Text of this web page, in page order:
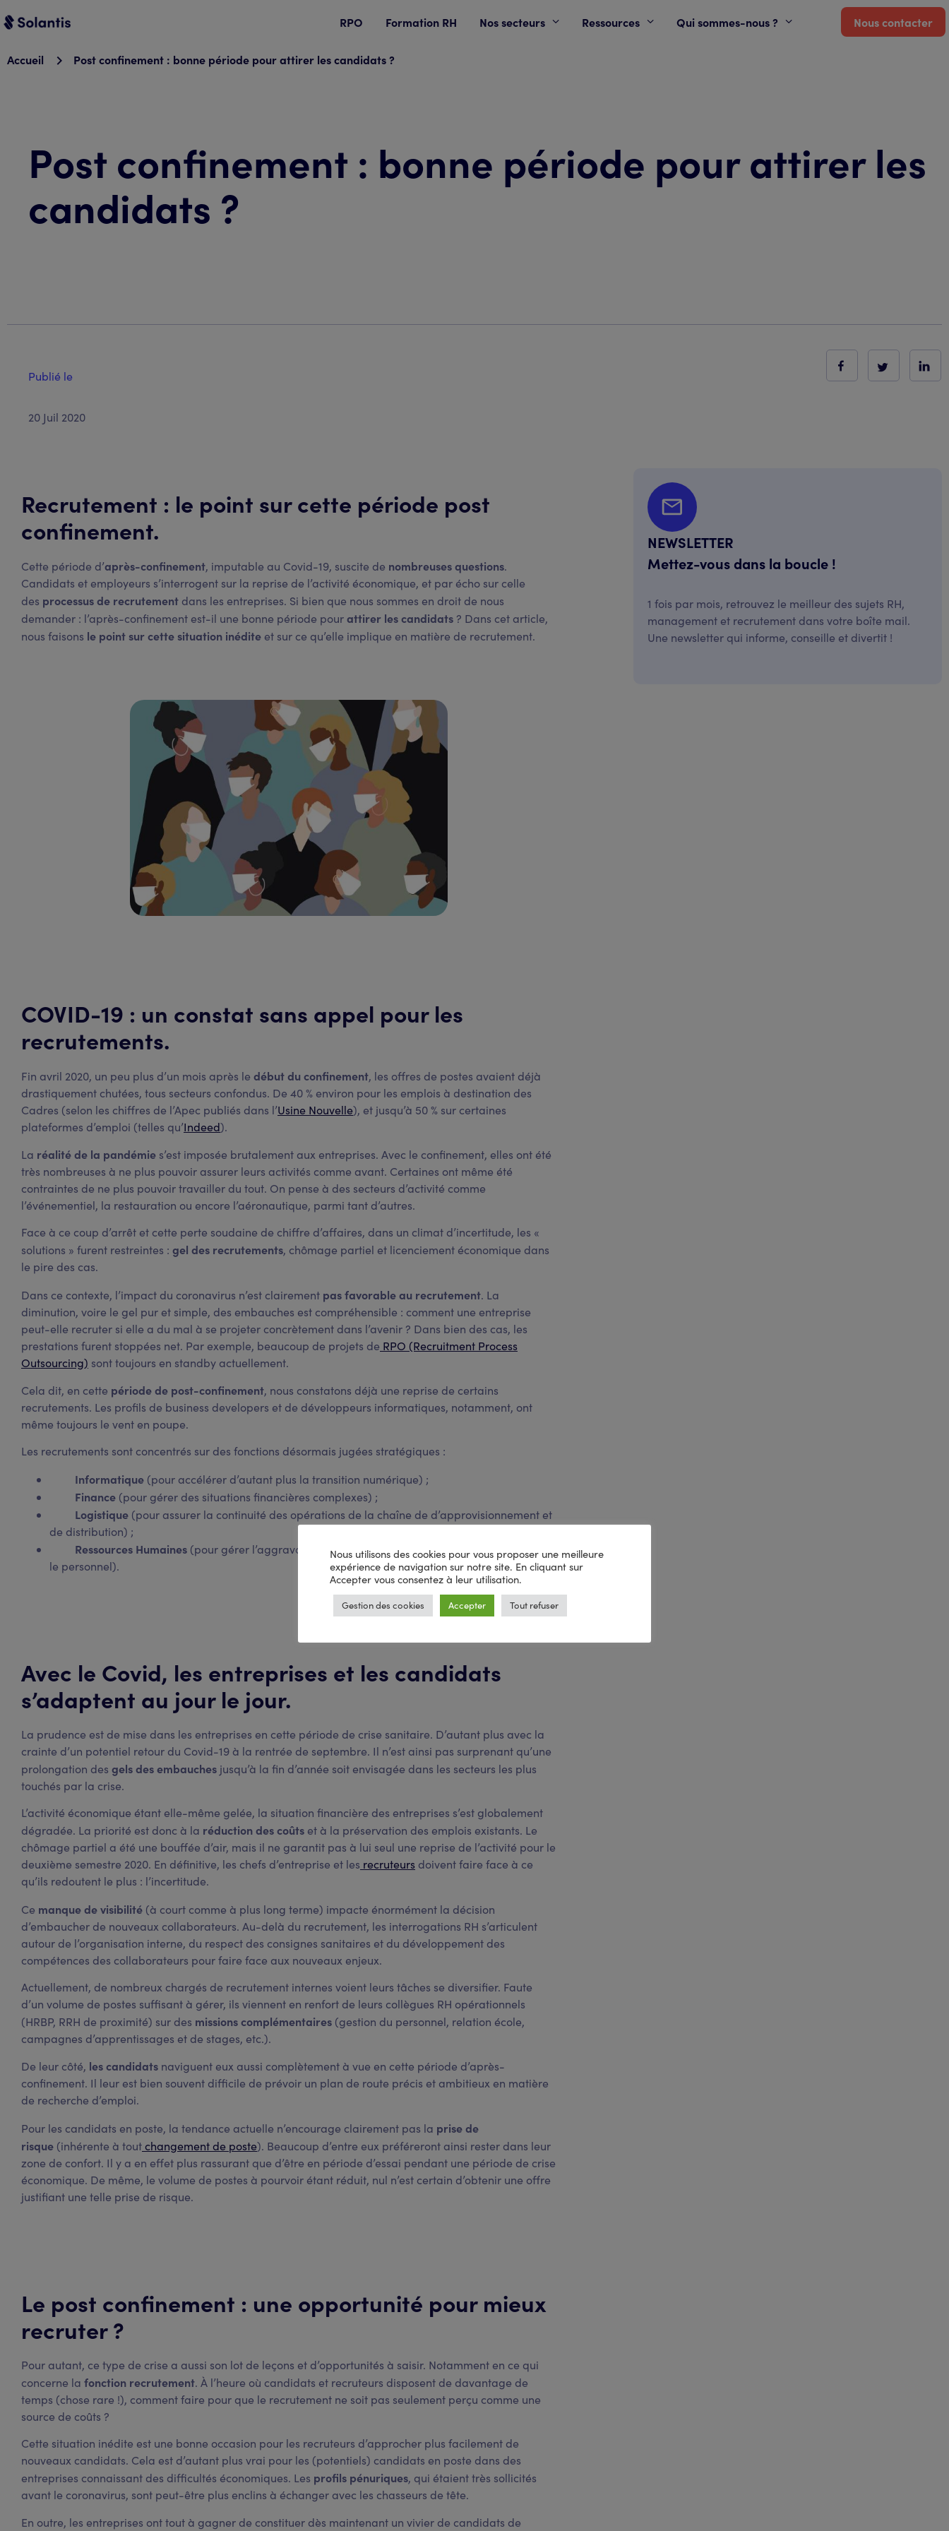
RPO Formation RH Nos secteurs Ressources Qui sommes-nous ? Nous contacter
Accueil Post confinement : bonne période pour attirer les candidats ?
Post confinement : bonne période pour attirer les
candidats ?
Publié le
20 Juil 2020
Recrutement : le point sur cette période post
confinement.
Cette période d’après-confinement, imputable au Covid-19, suscite de nombreuses questions.
Candidats et employeurs s’interrogent sur la reprise de l’activité économique, et par écho sur celle
des processus de recrutement dans les entreprises. Si bien que nous sommes en droit de nous
demander : l’après-confinement est-il une bonne période pourattirer les candidats ? Dans cet article,
nous faisons le point sur cette situation inédite et sur ce qu’elle implique en matière de recrutement.
COVID-19 : un constat sans appel pour les
recrutements.
Fin avril 2020, un peu plus d’un mois après le début du confinement, les offres de postes avaient déjà
drastiquement chutées, tous secteurs confondus. De 40 % environ pour les emplois à destination des
Cadres (selon les chiffres de l’Apec publiés dans l’Usine Nouvelle), et jusqu’à 50 % sur certaines
plateformes d’emploi (telles qu’Indeed).
La réalité de la pandémie s’est imposée brutalement aux entreprises. Avec le confinement, elles ont été
très nombreuses à ne plus pouvoir assurer leurs activités comme avant. Certaines ont même été
contraintes de ne plus pouvoir travailler du tout. On pense à des secteurs d’activité comme
l’événementiel, la restauration ou encore l’aéronautique, parmi tant d’autres.
Face à ce coup d’arrêt et cette perte soudaine de chiffre d’affaires, dans un climat d’incertitude, les «
solutions » furent restreintes : gel des recrutements, chômage partiel et licenciement économique dans
le pire des cas.
Dans ce contexte, l’impact du coronavirus n’est clairement pas favorable au recrutement. La
diminution, voire le gel pur et simple, des embauches est compréhensible : comment une entreprise
peut-elle recruter si elle a du mal à se projeter concrètement dans l’avenir ? Dans bien des cas, les
prestations furent stoppées net. Par exemple, beaucoup de projets de RPO (Recruitment Process
Outsourcing) sont toujours en standby actuellement.
Cela dit, en cette période de post-confinement, nous constatons déjà une reprise de certains
recrutements. Les profils de business developers et de développeurs informatiques, notamment, ont
même toujours le vent en poupe.
Les recrutements sont concentrés sur des fonctions désormais jugées stratégiques :
Informatique (pour accélérer d’autant plus la transition numérique) ;
Finance (pour gérer des situations financières complexes) ;
Logistique (pour assurer la continuité des opérations de la chaîne de d’approvisionnement et
de distribution) ;
Ressources Humaines (pour gérer l’aggravation du climat social et les impacts de la crise sur
le personnel).
Avec le Covid, les entreprises et les candidats
s’adaptent au jour le jour.
La prudence est de mise dans les entreprises en cette période de crise sanitaire. D’autant plus avec la
crainte d’un potentiel retour du Covid-19 à la rentrée de septembre. Il n’est ainsi pas surprenant qu’une
prolongation des gels des embauches jusqu’à la fin d’année soit envisagée dans les secteurs les plus
touchés par la crise.
L’activité économique étant elle-même gelée, la situation financière des entreprises s’est globalement
dégradée. La priorité est donc à la réduction des coûts et à la préservation des emplois existants. Le
chômage partiel a été une bouffée d’air, mais il ne garantit pas à lui seul une reprise de l’activité pour le
deuxième semestre 2020. En définitive, les chefs d’entreprise et les recruteurs doivent faire face à ce
qu’ils redoutent le plus : l’incertitude.
Ce manque de visibilité (à court comme à plus long terme) impacte énormément la décision
d’embaucher de nouveaux collaborateurs. Au-delà du recrutement, les interrogations RH s’articulent
autour de l’organisation interne, du respect des consignes sanitaires et du développement des
compétences des collaborateurs pour faire face aux nouveaux enjeux.
Actuellement, de nombreux chargés de recrutement internes voient leurs tâches se diversifier. Faute
d’un volume de postes suffisant à gérer, ils viennent en renfort de leurs collègues RH opérationnels
(HRBP, RRH de proximité) sur des missions complémentaires (gestion du personnel, relation école,
campagnes d’apprentissages et de stages, etc.).
De leur côté, les candidats naviguent eux aussi complètement à vue en cette période d’après-
confinement. Il leur est bien souvent difficile de prévoir un plan de route précis et ambitieux en matière
de recherche d’emploi.
Pour les candidats en poste, la tendance actuelle n’encourage clairement pas la prise de
risque (inhérente à toutchangement de poste). Beaucoup d’entre eux préféreront ainsi rester dans leur
zone de confort. Il y a en effet plus rassurant que d’être en période d’essai pendant une période de crise
économique. De même, le volume de postes à pourvoir étant réduit, nul n’est certain d’obtenir une offre
justifiant une telle prise de risque.
Le post confinement : une opportunité pour mieux
recruter ?
Pour autant, ce type de crise a aussi son lot de leçons et d’opportunités à saisir. Notamment en ce qui
concerne la fonction recrutement. À l’heure où candidats et recruteurs disposent de davantage de
temps (chose rare !), comment faire pour que le recrutement ne soit pas seulement perçu comme une
source de coûts ?
Cette situation inédite est une bonne occasion pour les recruteurs d’approcher plus facilement de
nouveaux candidats. Cela est d’autant plus vrai pour les (potentiels) candidats en poste dans des
entreprises connaissant des difficultés économiques. Les profils pénuriques, qui étaient très sollicités
avant le coronavirus, sont peut-être plus enclins à échanger avec les chasseurs de tête.
En outre, les entreprises ont tout à gagner de constituer dès maintenant un vivier de candidats de
NEWSLETTER
Mettez-vous dans la boucle !
1 fois par mois, retrouvez le meilleur des sujets RH,
management et recrutement dans votre boîte mail.
Une newsletter qui informe, conseille et divertit !
Nous utilisons des cookies pour vous proposer une meilleure
expérience de navigation sur notre site. En cliquant sur
Accepter vous consentez à leur utilisation.
Gestion des cookies Accepter Tout refuser